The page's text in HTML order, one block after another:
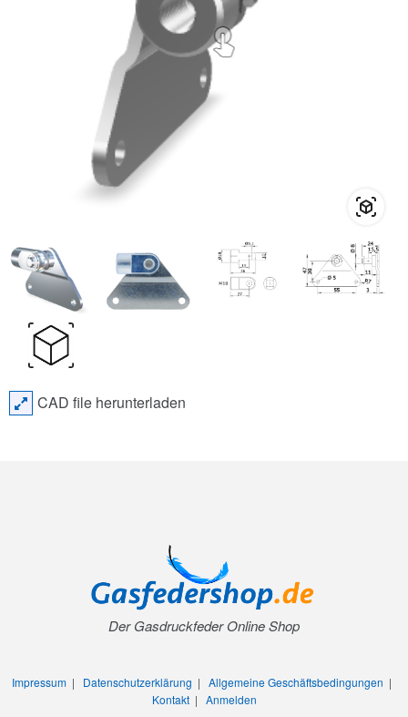
CAD file herunterladen
Der Gasdruckfeder Online Shop
Impressum| Datenschutzerklärung | Allgemeine Geschäftsbedingungen |
Kontakt| Anmelden